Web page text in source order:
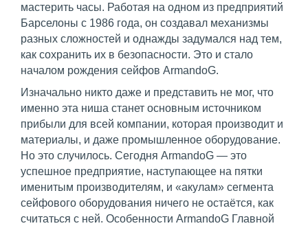
мастерить часы. Работая на одном из предприятий
Барселоны с 1986 года, он создавал механизмы
разных сложностей и однажды задумался над тем,
как сохранить их в безопасности. Это и стало
началом рождения сейфов ArmandoG.
Изначально никто даже и представить не мог, что
именно эта ниша станет основным источником
прибыли для всей компании, которая производит и
материалы, и даже промышленное оборудование.
Но это случилось. Сегодня ArmandoG — это
успешное предприятие, наступающее на пятки
именитым производителям, и «акулам» сегмента
сейфового оборудования ничего не остаётся, как
считаться с ней. Особенности ArmandoG Главной